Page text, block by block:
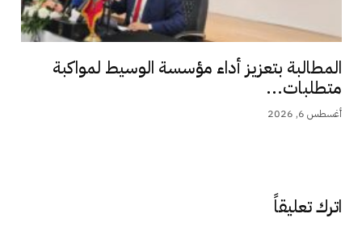
المطالبة بتعزيز أداء مؤسسة الوسيط لمواكبة
متطلبات...
أغسطس 6, 2026
اترك تعليقاً